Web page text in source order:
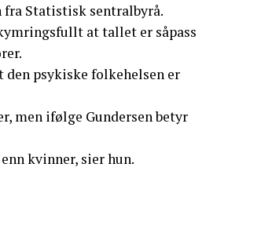
Statistisk sentralbyrå.
at tallet er såpass
den psykiske folkehelsen er
men ifølge Gundersen betyr
kvinner, sier hun.